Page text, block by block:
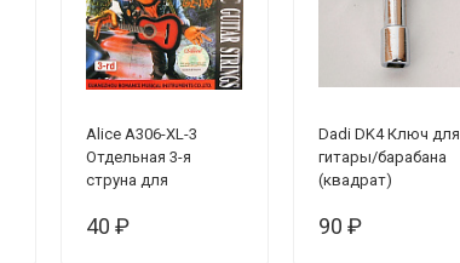
Alice A306-XL-3
Отдельная 3-я
струна для
гитары, 023
40 ₽
Dadi DK4 Ключ для
гитары/барабана
(квадрат)
90 ₽